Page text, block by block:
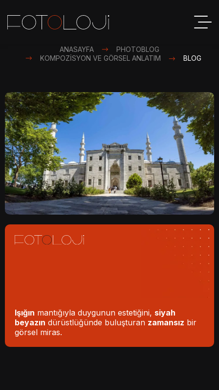
ANASAYFA
PHOTOBLOG
KOMPOZISYON VE GÖRSEL ANLATIM
BLOG
Işığın mantığıyla duygunun estetiğini, siyah
beyazın dürüstlüğünde buluşturan zamansız bir
görsel miras.